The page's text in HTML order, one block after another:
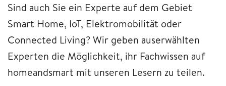
Sind auch Sie ein Experte auf dem Gebiet
Smart Home, IoT, Elektromobilität oder
Connected Living? Wir geben auserwählten
Experten die Möglichkeit, ihr Fachwissen auf
homeandsmart mit unseren Lesern zu teilen.